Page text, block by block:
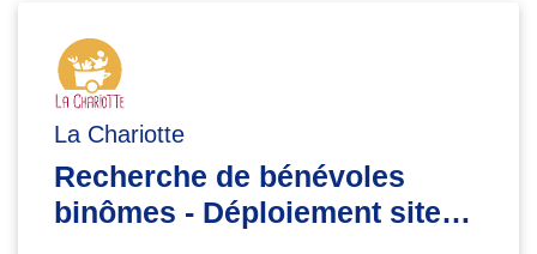
La Chariotte
Recherche de bénévoles
binômes - Déploiement site